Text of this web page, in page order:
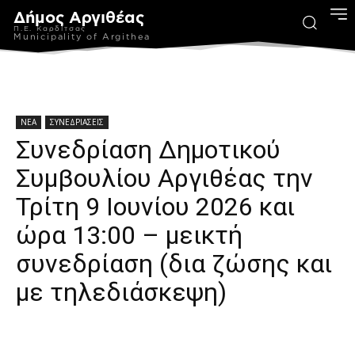
Δήμος Αργιθέας
Π.Ε. Καρδίτσας
Municipality of Argithea
ΝΕΑ ΣΥΝΕΔΡΙΑΣΕΙΣ
Συνεδρίαση Δημοτικού
Συμβουλίου Αργιθέας την
Τρίτη 9 Ιουνίου 2026 και
ώρα 13:00 – μεικτή
συνεδρίαση (δια ζώσης και
με τηλεδιάσκεψη)